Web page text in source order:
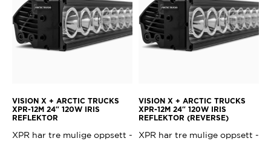
VISION X + ARCTIC TRUCKS
XPR-12M 24″ 120W IRIS
REFLEKTOR
XPR har tre mulige oppsett -
VISION X + ARCTIC TRUCKS
XPR-12M 24″ 120W IRIS
REFLEKTOR (REVERSE)
XPR har tre mulige oppsett -